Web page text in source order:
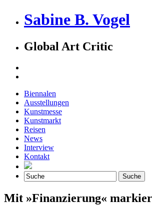
Sabine B. Vogel
Global Art Critic
Biennalen
Ausstellungen
Kunstmesse
Kunstmarkt
Reisen
News
Interview
Kontakt
Mit »Finanzierung«